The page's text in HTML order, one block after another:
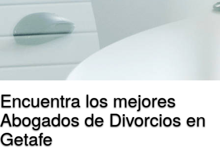
Encuentra los mejores
Abogados de Divorcios en
Getafe